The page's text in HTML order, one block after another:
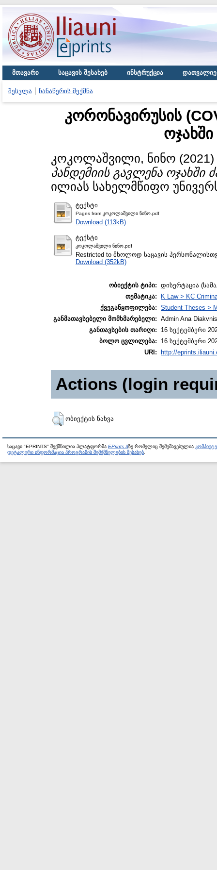
მთავარი საცავის შესახებ ინსტრუქცია
შესვლა ჩანაწერის შექმნა
კორონავირუსის
კოკოლაშვილი, ნინო (2021)
პანდემიის გავლენა ოჯახში
ილიას სახელმწიფო
ტექსტი
Pages from კოკოლაშვილი ნინო.pdf
Download (113kB)
ტექსტი
კოკოლაშვილი ნინო.pdf
Restricted to მხოლოდ საცავის
Download (352kB)
ობიექტის ტიპი: დისერტაცია
თემატიკა:
K Law > KC
ქვეგანყოფილება: Student Theses >
განმათავსებელი მომხმარებელი: Admin Ana
განთავსების თარიღი:
16 სექტემბერი
ბოლო ცვლილება:
16 სექტემბერი
URI:
http://
Actions (login
ობიექტის ნახვა
საცავი "EPRINTS" შექმნილია პლატფორმა EPrints 3ზე რომელიც შემუშავებულია
დეტალური ინფორმაცია პროგრამის შემქმნელების შესახებ.